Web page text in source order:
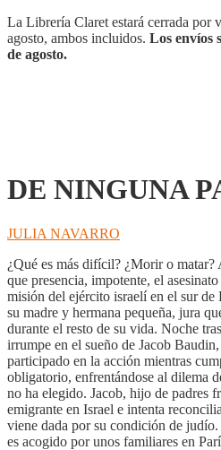
La Librería Claret estará cerrada por
agosto, ambos incluidos. Los envíos
de agosto.
DE NINGUNA
JULIA NAVARRO
¿Qué es más difícil? ¿Morir o matar?
que presencia, impotente, el
misión del ejército israelí en el sur
su madre y hermana pequeña, jura
durante el resto de su vida. Noche
irrumpe en el sueño de Jacob
participado en la acción mientras
obligatorio, enfrentándose al dilema
no ha elegido. Jacob, hijo de padres
emigrante en Israel e intenta
viene dada por su condición de
es acogido por unos familiares en